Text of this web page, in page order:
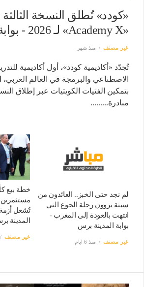
«كودد» تُطلق النسخة
«Academy X» لـ 2026 - بوابة مولانا
غير مصنف منذ شهر
تُجدّد «أكاديمية كودد»، أول أكاديمية
الاصطناعي والبرمجة في العالم العربي،
بتمكين الفتيات الكويتيات عبر إطلاق
مبادرة.........
لم نجد حتى الخبز.. العائدون من
سبتة يروون رحلة الجوع التي
انتهت بالعودة إلى المغرب -
بوابة المدينة برس
غير مصنف منذ 6 ايام
خطة بيع
تُشعل
المدينة
غير مصنف